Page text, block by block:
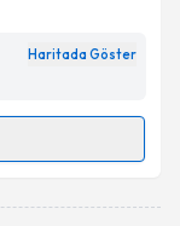
Haritada Göster